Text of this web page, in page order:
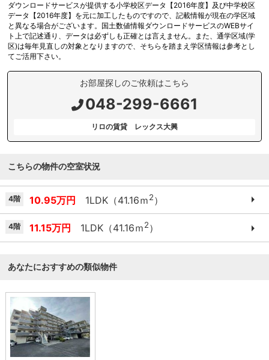
ダウンロードサービスが提供する小学校区データ【2016年度】及び中学校区
データ【2016年度】を元に加工したものですので、記載情報が現在の学区域
と異なる場合がございます。国土数値情報ダウンロードサービスのWEBサイ
ト上で記述通り、データは必ずしも正確とは言えません。また、通学区域(学
区)は毎年見直しの対象となりますので、そちらを踏まえ学区情報は参考とし
てご活用下さい。
お部屋探しのご依頼はこちら
048-299-6661
リロの賃貸 レックス大興
こちらの物件の空室状況
4階 10.95万円 1LDK（41.16ｍ2）
4階 11.15万円 1LDK（41.16ｍ2）
あなたにおすすめの類似物件